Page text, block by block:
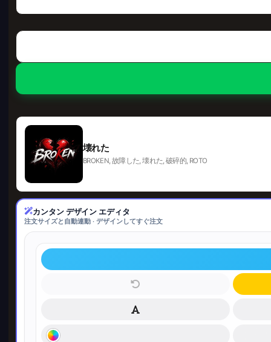
壊れた
BROKEN, 故障した, 壊れた, 破碎的, ROTO
カンタン デザイン エディタ
注文サイズと自動連動 · デザインしてすぐ注文